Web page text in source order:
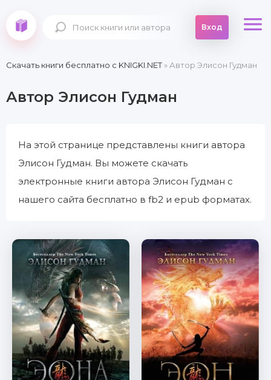
Вход
Скачать книги бесплатно c KNIGKI.NET» Автор Элисон Гудман
Автор Элисон Гудман
На этой странице представлены книги автора
Элисон Гудман. Вы можете скачать
электронные книги автора Элисон Гудман с
нашего сайта бесплатно в fb2 и epub форматах.